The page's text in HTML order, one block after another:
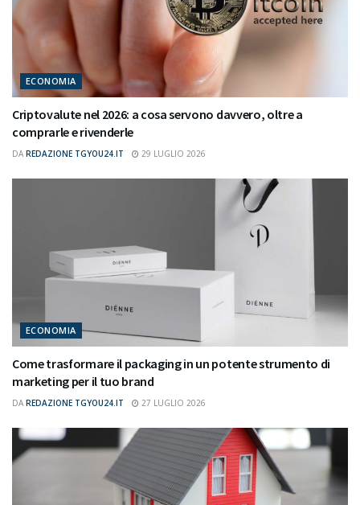
ECONOMIA
Criptovalute nel 2026: a cosa servono davvero, oltre a
comprarle e rivenderle
DA REDAZIONE TGYOU24.IT 29 LUGLIO 2026
ECONOMIA
Come trasformare il packaging in un potente strumento di
marketing per il tuo brand
DA REDAZIONE TGYOU24.IT 27 LUGLIO 2026